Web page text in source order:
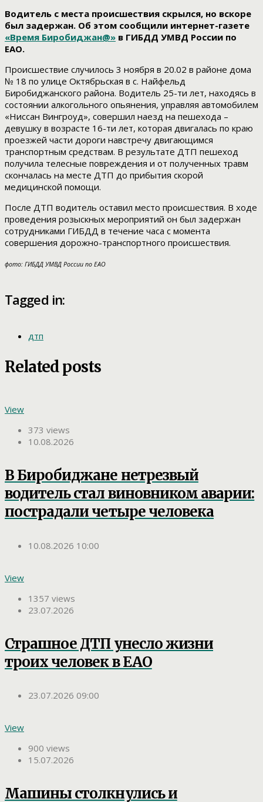
Водитель с места происшествия скрылся, но вскоре
был задержан. Об этом сообщили интернет-газете
«Время Биробиджан@» в ГИБДД УМВД России по
ЕАО.
Происшествие случилось 3 ноября в 20.02 в районе дома
№ 18 по улице Октябрьская в с. Найфельд
Биробиджанского района. Водитель 25-ти лет, находясь в
состоянии алкогольного опьянения, управляя автомобилем
«Ниссан Вингроуд», совершил наезд на пешехода –
девушку в возрасте 16-ти лет, которая двигалась по краю
проезжей части дороги навстречу двигающимся
транспортным средствам. В результате ДТП пешеход
получила телесные повреждения и от полученных травм
скончалась на месте ДТП до прибытия скорой
медицинской помощи.
После ДТП водитель оставил место происшествия. В ходе
проведения розыскных мероприятий он был задержан
сотрудниками ГИБДД в течение часа с момента
совершения дорожно-транспортного происшествия.
фото: ГИБДД УМВД России по ЕАО
Tagged in:
дтп
Related posts
View
373 views
10.08.2026
В Биробиджане нетрезвый
водитель стал виновником аварии:
пострадали четыре человека
10.08.2026 10:00
View
1357 views
23.07.2026
Страшное ДТП унесло жизни
троих человек в ЕАО
23.07.2026 09:00
View
900 views
15.07.2026
Машины столкнулись и